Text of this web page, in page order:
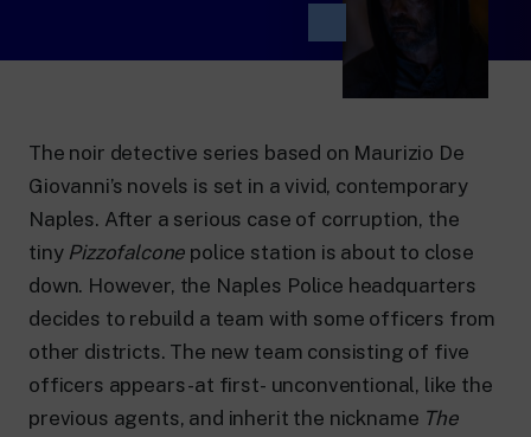
A safe space full of cartoons for the kids.
24 hour news: current affairs, breaking
news and updates.
RaiNews
The regional editorial offices of RaiNews.
Rai TgR
The noir detective series based on Maurizio De
Giovanni’s novels is set in a vivid, contemporary
Naples. After a serious case of corruption, the
tiny Pizzofalcone police station is about to close
down. However, the Naples Police headquarters
decides to rebuild a team with some officers from
other districts. The new team consisting of five
officers appears -at first- unconventional, like the
previous agents, and inherit the nickname The